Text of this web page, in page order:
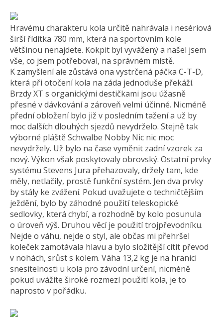
Hravému charakteru kola určitě nahrávala i nesériová
širší řídítka 780 mm, která na sportovním kole
většinou nenajdete. Kokpit byl vyvážený a našel jsem
vše, co jsem potřeboval, na správném místě.
K zamyšlení ale zůstává ona vystrčená páčka C-T-D,
která při otočení kola na záda jednoduše překáží.
Brzdy XT s organickými destičkami jsou úžasně
přesné v dávkování a zároveň velmi účinné. Nicméně
přední obložení bylo již v posledním tažení a už by
moc dalších dlouhých sjezdů nevydrželo. Stejně tak
výborné pláště Schwalbe Nobby Nic nic moc
nevydržely. Už bylo na čase vyměnit zadní vzorek za
nový. Výkon však poskytovaly obrovský. Ostatní prvky
systému Stevens Jura přehazovaly, držely tam, kde
měly, netlačily, prostě funkční systém. Jen dva prvky
by stály ke zvážení. Pokud uvažujete o techničtějším
ježdění, bylo by záhodné použití teleskopické
sedlovky, která chybí, a rozhodně by kolo posunula
o úroveň výš. Druhou věcí je použití trojpřevodníku.
Nejde o váhu, nejde o styl, ale občas mi přehršel
koleček zamotávala hlavu a bylo složitější cítit převod
v nohách, srůst s kolem. Váha 13,2 kg je na hranici
snesitelnosti u kola pro závodní určení, nicméně
pokud uvážíte široké rozmezí použití kola, je to
naprosto v pořádku.